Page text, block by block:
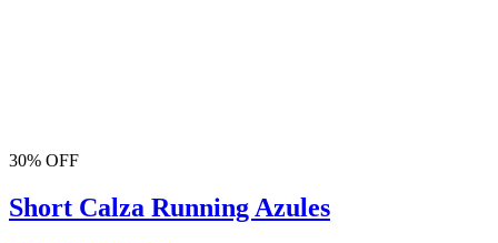
30% OFF
Short Calza Running Azules